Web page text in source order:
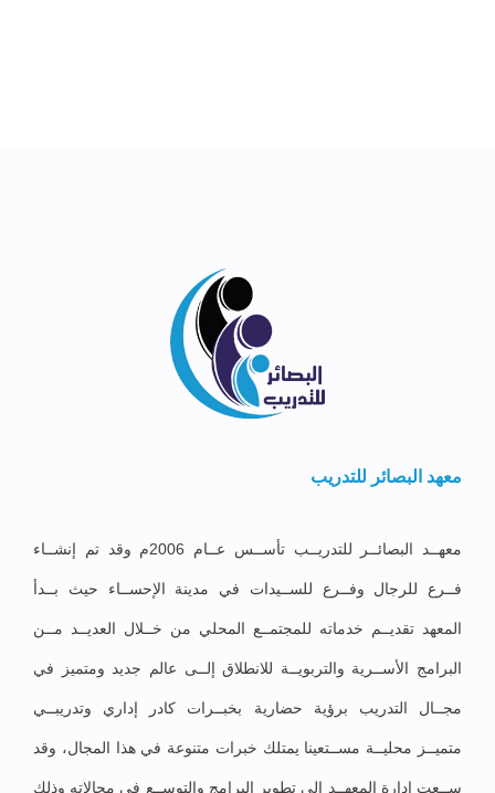
معهد البصائر للتدريب
معهــد البصائــر للتدريــب تأســس عــام 2006م وقد تم إنشــاء
فــرع للرجال وفــرع للســيدات في مدينة الإحســاء حيث بــدأ
المعهد تقديــم خدماته للمجتمــع المحلي من خــلال العديــد مــن
البرامج الأســرية والتربويــة للانطلاق إلــى عالم جديد ومتميز في
مجــال التدريب برؤية حضارية بخبــرات كادر إداري وتدريبــي
متميــز محليــة مســتعينا يمتلك خبرات متنوعة في هذا المجال، وقد
ســعت إدارة المعهــد الى تطوير البرامج والتوســع في مجالاته وذلك